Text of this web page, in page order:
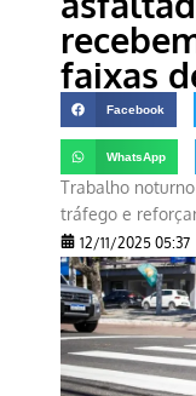
faixas
Facebook
WhatsApp
Trabalho
tráfego e
12/11/2025 05:37